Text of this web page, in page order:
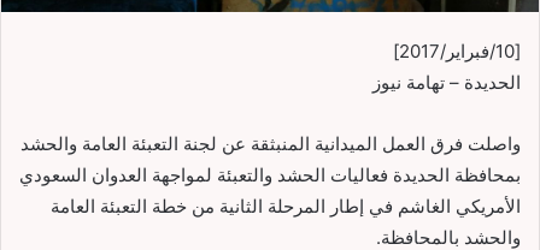
[10/فبراير/2017]
الحديدة – تهامة نيوز
واصلت فرق العمل الميدانية المنبثقة عن لجنة التعبئة العامة والحشد
بمحافظة الحديدة فعاليات الحشد والتعبئة لمواجهة العدوان السعودي
الأمريكي الغاشم في إطار المرحلة الثانية من خطة التعبئة العامة
والحشد بالمحافظة.